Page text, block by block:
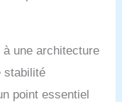
à haute
vitesse
L’hélice
de
une architecture
stabilité
point essentiel